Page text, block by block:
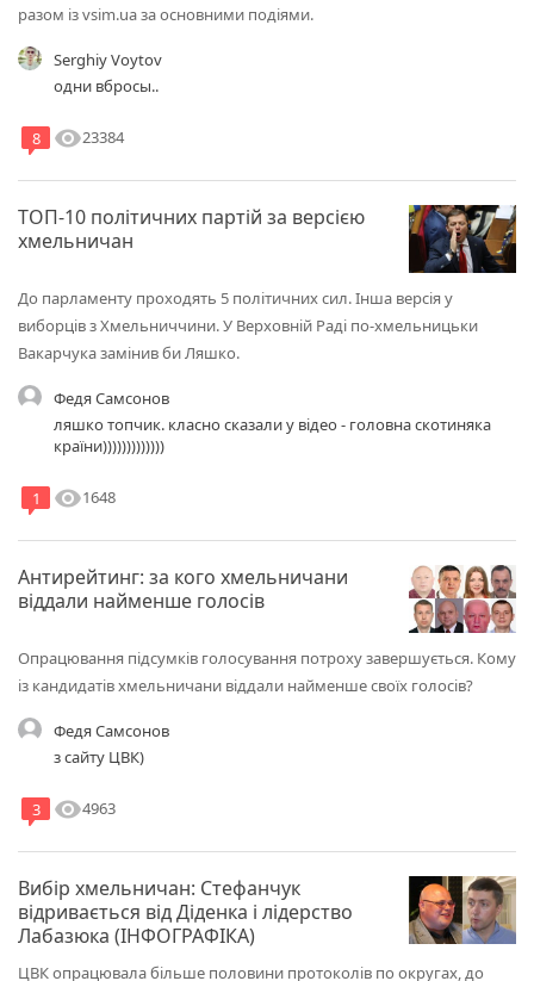
разом із vsim.ua за основними подіями.
Serghiy Voytov
одни вбросы..
8 visibility23384
ТОП-10 політичних партій за версією
хмельничан
До парламенту проходять 5 політичних сил. Інша версія у
виборців з Хмельниччини. У Верховній Раді по-хмельницьки
Вакарчука замінив би Ляшко.
Федя Самсонов
ляшко топчик. класно сказали у відео - головна скотиняка
країни)))))))))))))
1 visibility1648
Антирейтинг: за кого хмельничани
віддали найменше голосів
Опрацювання підсумків голосування потроху завершується. Кому
із кандидатів хмельничани віддали найменше своїх голосів?
Федя Самсонов
з сайту ЦВК)
3 visibility4963
Вибір хмельничан: Стефанчук
відривається від Діденка і лідерство
Лабазюка (ІНФОГРАФІКА)
ЦВК опрацювала більше половини протоколів по округах, до